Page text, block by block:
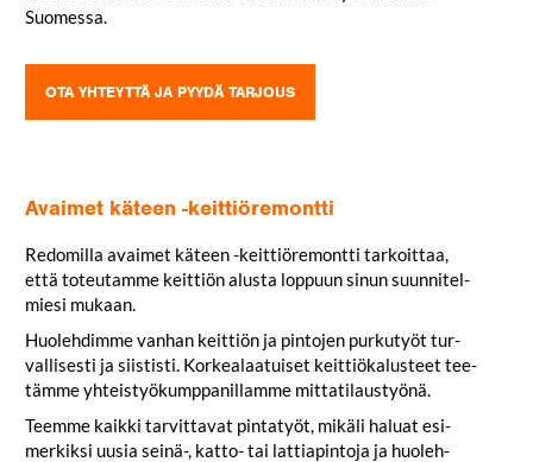
Suomessa.
OTA YHTEYTTÄ JA PYYDÄ TARJOUS
Avaimet käteen -keittiöremontti
Redo­milla avaimet käteen -keit­tiö­re­montti tar­koittaa,
että toteu­tamme keittiön alusta loppuun sinun suun­ni­tel­
miesi mukaan.
Huo­leh­dimme vanhan keittiön ja pin­tojen pur­kutyöt tur­
val­li­sesti ja siis­tisti. Kor­kea­laa­tuiset keit­tiö­ka­lusteet tee­
tämme yhteis­työ­kump­pa­nil­lamme mittatilaustyönä.
Teemme kaikki tar­vit­tavat pin­tatyöt, mikäli haluat esi­
mer­kiksi uusia seinä-, katto- tai lat­tia­pintoja ja huo­leh­